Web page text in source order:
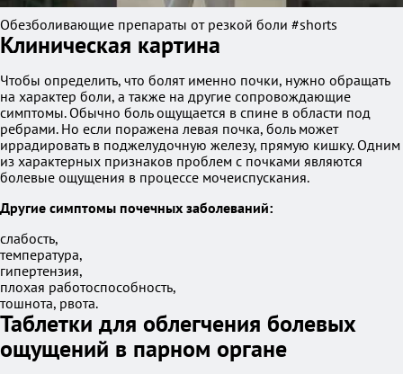
Обезболивающие препараты от резкой боли #shorts
Клиническая картина
Чтобы определить, что болят именно почки, нужно обращать
на характер боли, а также на другие сопровождающие
симптомы. Обычно боль ощущается в спине в области под
ребрами. Но если поражена левая почка, боль может
иррадировать в поджелудочную железу, прямую кишку. Одним
из характерных признаков проблем с почками являются
болевые ощущения в процессе мочеиспускания.
Другие симптомы почечных заболеваний:
слабость,
температура,
гипертензия,
плохая работоспособность,
тошнота, рвота.
Таблетки для облегчения болевых
ощущений в парном органе